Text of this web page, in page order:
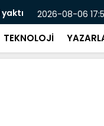
Mersin’de 200
2026-08-06
TEKNOLOJİ